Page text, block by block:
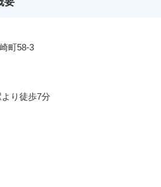
町58-3
り徒歩7分